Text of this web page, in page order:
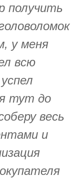
получить
у меня
всю
тут до
весь
и